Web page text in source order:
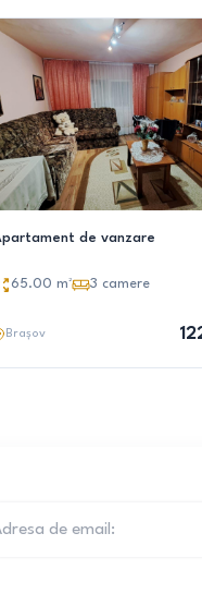
de vanzare
65.00 m² 3 camere
Brașov